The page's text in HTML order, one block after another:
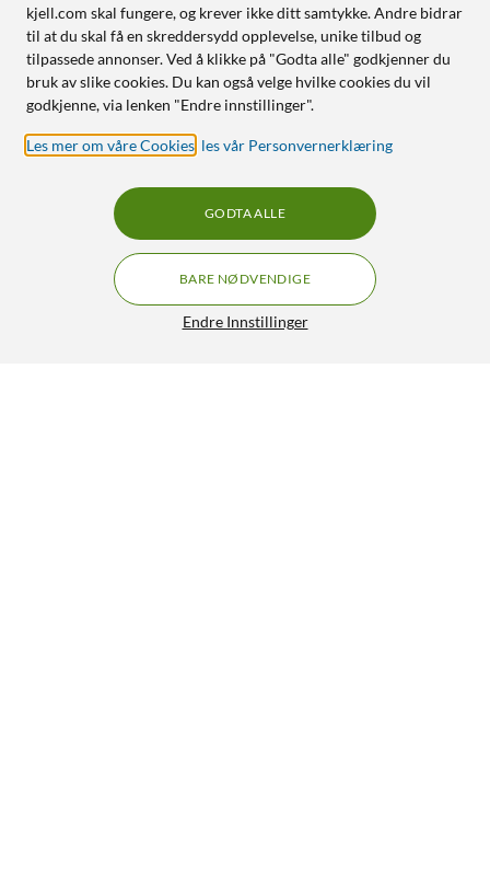
kjell.com skal fungere, og krever ikke ditt samtykke. Andre bidrar
til at du skal få en skreddersydd opplevelse, unike tilbud og
tilpassede annonser. Ved å klikke på "Godta alle" godkjenner du
bruk av slike cookies. Du kan også velge hvilke cookies du vil
godkjenne, via lenken "Endre innstillinger".
Les mer om våre Cookies les vår Personvernerklæring
Endre Innstillinger
BARE NØDVENDIGE
GODTA ALLE